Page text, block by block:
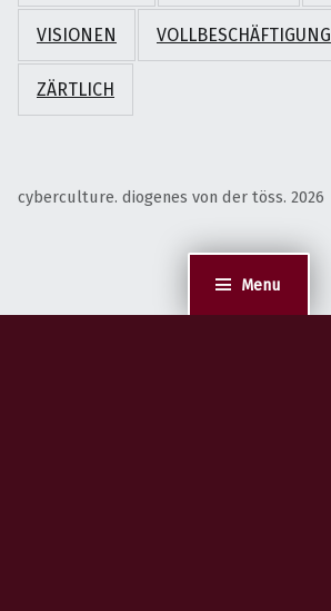
Menu
VISIONEN VOLLBESCHÄFTIGUNG
ZÄRTLICH
cyberculture. diogenes von der töss. 2026